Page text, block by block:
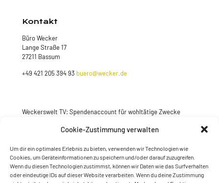
Cookie-Zustimmung verwalten
Um dir ein optimales Erlebnis zu bieten, verwenden wir Technologien wie
Cookies, um Geräteinformationen zu speichern und/oder darauf zuzugreifen.
Wenn du diesen Technologien zustimmst, können wir Daten wie das Surfverhalten
oder eindeutige IDs auf dieser Website verarbeiten. Wenn du deine Zustimmung
Kontakt
Büro Wecker
Lange Straße 17
27211 Bassum
+49 421 205 394 93 buero@wecker.de
Weckerswelt TV: Spendenaccount für wohltätige Zwecke
Jetzt spenden